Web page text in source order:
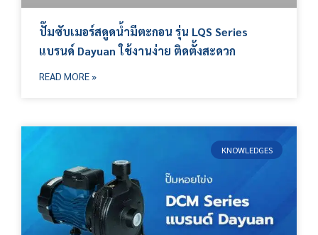
ปั๊มซับเมอร์สดูดน้ำมีตะกอน รุ่น LQS Series
แบรนด์ Dayuan ใช้งานง่าย ติดตั้งสะดวก
READ MORE »
KNOWLEDGES